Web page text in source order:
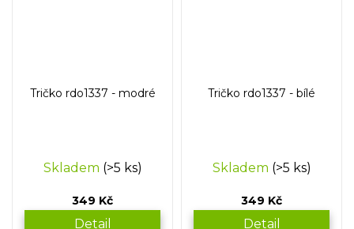
Tričko rdo1337 - modré
Skladem (>5 ks)
349 Kč
Detail
Tričko rdo1337 - bílé
Skladem (>5 ks)
349 Kč
Detail